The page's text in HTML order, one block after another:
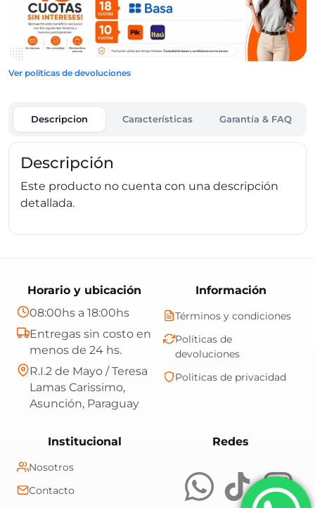
Ver políticas de devoluciones
Descripcion Características Garantía & FAQ
Descripción
Este producto no cuenta con una descripción
detallada.
RedesCentral Shop es
Información
Términos y condiciones
Políticas de
devoluciones
Politicas de privacidad
Institucional
Nosotros
Contacto
Horario y ubicación
08:00hs a 18:00hs
Entregas sin costo en
menos de 24 hs.
R.I.2 de Mayo / Teresa
Lamas Carissimo,
Asunción, Paraguay